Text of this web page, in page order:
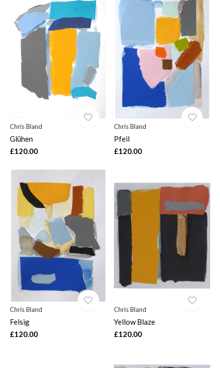
Chris Bland
Glühen
£120.00
Chris Bland
Pfeil
£120.00
Chris Bland
Felsig
£120.00
Chris Bland
Yellow Blaze
£120.00